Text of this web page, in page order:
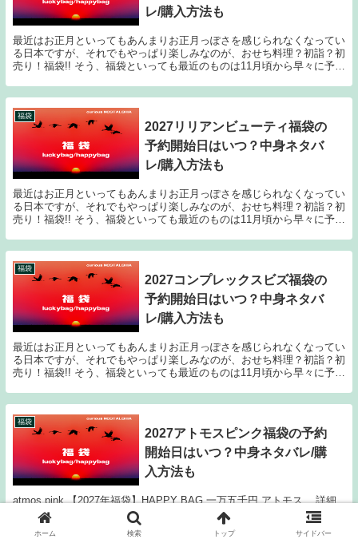
レ/購入方法も
最近はお正月といってもあんまりお正月っぽさを感じられなくなってい
る日本ですが、それでもやっぱり楽しみなのが、おせち料理？初詣？初
売り！福袋!! そう、福袋といっても最近のものは11月頃から早々に予約
福袋
2027リリアンビューティ福袋の
予約開始日はいつ？中身ネタバ
レ/購入方法も
最近はお正月といってもあんまりお正月っぽさを感じられなくなってい
る日本ですが、それでもやっぱり楽しみなのが、おせち料理？初詣？初
売り！福袋!! そう、福袋といっても最近のものは11月頃から早々に予約
福袋
2027コンプレックスビズ福袋の
予約開始日はいつ？中身ネタバ
レ/購入方法も
最近はお正月といってもあんまりお正月っぽさを感じられなくなってい
る日本ですが、それでもやっぱり楽しみなのが、おせち料理？初詣？初
売り！福袋!! そう、福袋といっても最近のものは11月頃から早々に予約
福袋
2027アトモスピンク福袋の予約
開始日はいつ？中身ネタバレ/購
入方法も
atmos pink 【2027年福袋】HAPPY BAG 一万五千円 アトモス... 詳細
は画像をクリック 最近はお正月といってもあんまりお正月っぽさを感
じられなくなっている日本ですが、それでもやっぱり楽しみなのが、お
せち料理？初詣？初売...
ホーム 検索 トップ サイドバー